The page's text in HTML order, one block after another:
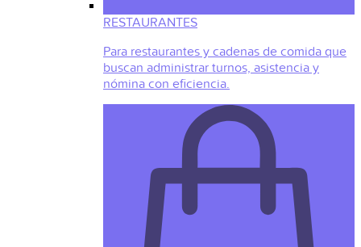
RESTAURANTES
Para restaurantes y cadenas de comida que
buscan administrar turnos, asistencia y
nómina con eficiencia.